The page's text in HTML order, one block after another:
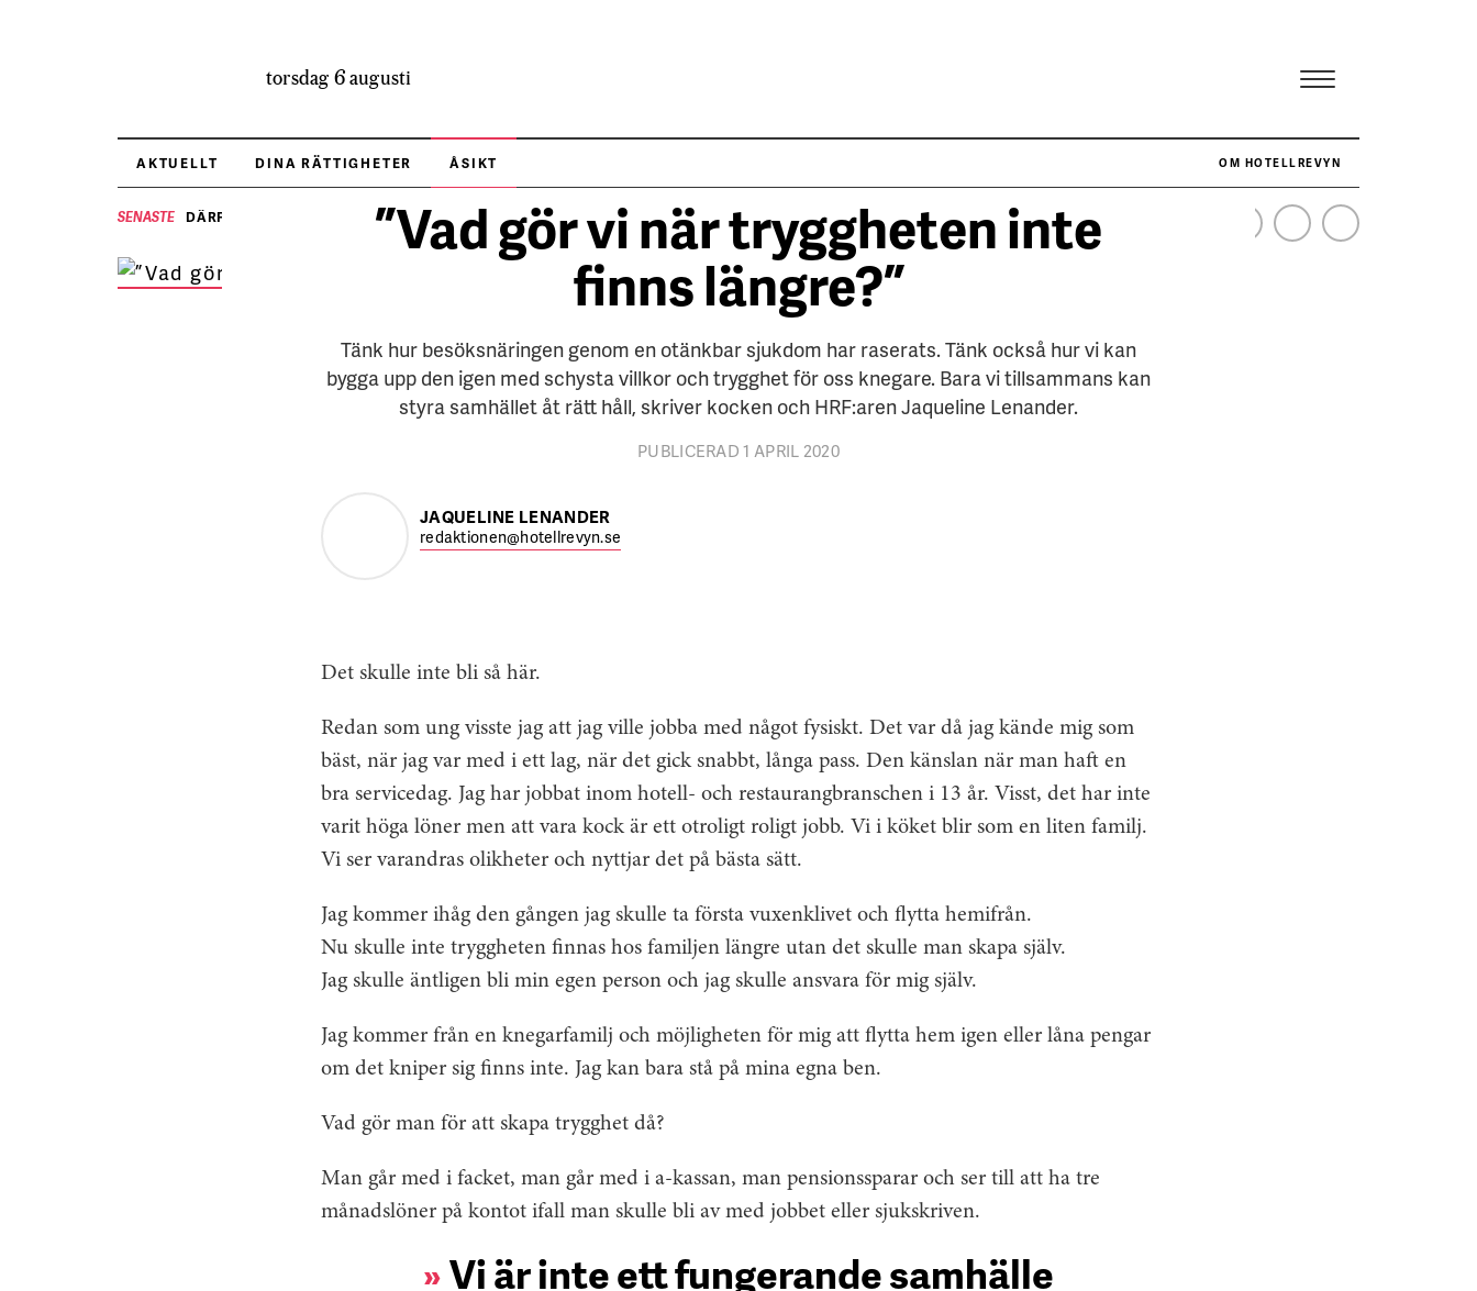
torsdag 6 augusti
AKTUELLT DINA RÄTTIGHETER ÅSIKT OM HOTELLREVYN
SENASTE DÄRFÖR BRYR SIG HRF OM VALET SENASTE NÄR HOTELLREVYN SLOG SVENSKT REKORD I SIMPELHET
Jaqueline Lenander.
Daniel Nilsson
”Vad gör vi när tryggheten inte
finns längre?”
Tänk hur besöksnäringen genom en otänkbar sjukdom har raserats. Tänk också hur vi kan
bygga upp den igen med schysta villkor och trygghet för oss knegare. Bara vi tillsammans kan
styra samhället åt rätt håll, skriver kocken och HRF:aren Jaqueline Lenander.
PUBLICERAD 1 APRIL 2020
JAQUELINE LENANDER
redaktionen@hotellrevyn.se
Det skulle inte bli så här.
Redan som ung visste jag att jag ville jobba med något fysiskt. Det var då jag kände mig som
bäst, när jag var med i ett lag, när det gick snabbt, långa pass. Den känslan när man haft en
bra servicedag. Jag har jobbat inom hotell- och restaurangbranschen i 13 år. Visst, det har inte
varit höga löner men att vara kock är ett otroligt roligt jobb. Vi i köket blir som en liten familj.
Vi ser varandras olikheter och nyttjar det på bästa sätt.
Jag kommer ihåg den gången jag skulle ta första vuxenklivet och flytta hemifrån.
Nu skulle inte tryggheten finnas hos familjen längre utan det skulle man skapa själv.
Jag skulle äntligen bli min egen person och jag skulle ansvara för mig själv.
Jag kommer från en knegarfamilj och möjligheten för mig att flytta hem igen eller låna pengar
om det kniper sig finns inte. Jag kan bara stå på mina egna ben.
Vad gör man för att skapa trygghet då?
Man går med i facket, man går med i a-kassan, man pensionssparar och ser till att ha tre
månadslöner på kontot ifall man skulle bli av med jobbet eller sjukskriven.
Vi är inte ett fungerande samhälle